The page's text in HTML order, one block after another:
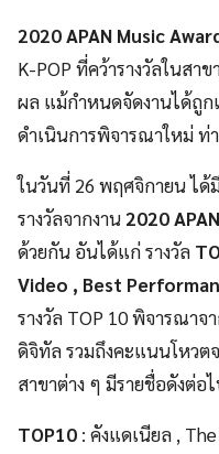
2020 APAN Music
K-POP ที่คว้ารางวัลในส
ผล แม้กำหนดจัดงานได้ถูก
ดำเนินการพิจารณาใหม่ ท่
ในวันที่ 26 พฤศจิกายน ได้
รางวัลจากงาน 2020
ด้วยกัน อันได้แก่ รางวัล
Video , Best
รางวัล TOP 10 พิจารณา
ดิจิทัล รวมถึงคะแนนโหวต
สาขาต่าง ๆ มีรายชื่อดังต่อ
TOP10 : คังแดเนียล ,